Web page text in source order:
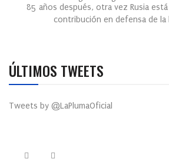
85 años después, otra vez Rusia
contribución en defensa de la
ÚLTIMOS TWEETS
Tweets by @LaPlumaOficial